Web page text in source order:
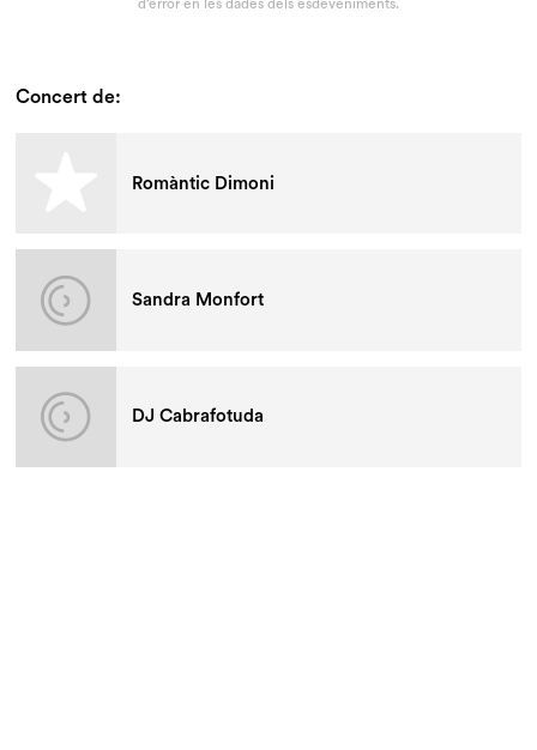
d'error en les dades dels esdeveniments.
Concert de:
Romàntic Dimoni
Sandra Monfort
DJ Cabrafotuda